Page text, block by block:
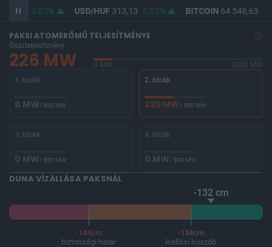
0,03% USD/HUF313,13 0,02% BITCOIN64 548,63
PAKSI ATOMERŐMŰ TELJESÍTMÉNYE
Összteljesítmény
226 MW 0 MW
2000 MW
1. blokk
0 MW/ 500 MW
2. blokk
226 MW/ 500 MW
3. blokk
0 MW/ 500 MW
4. blokk
0 MW/ 500 MW
DUNA VÍZÁLLÁSA PAKSNÁL
-132 cm
-144cm
biztonsági határ
-134cm
leállási küszöb